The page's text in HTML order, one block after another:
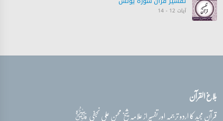
آیات 12 - 14
بلاغ القرآن
قرآن مجید کا اردو ترجمہ اور تفسیر از علامہ شیخ محسن علی نجفیقدس‌سره